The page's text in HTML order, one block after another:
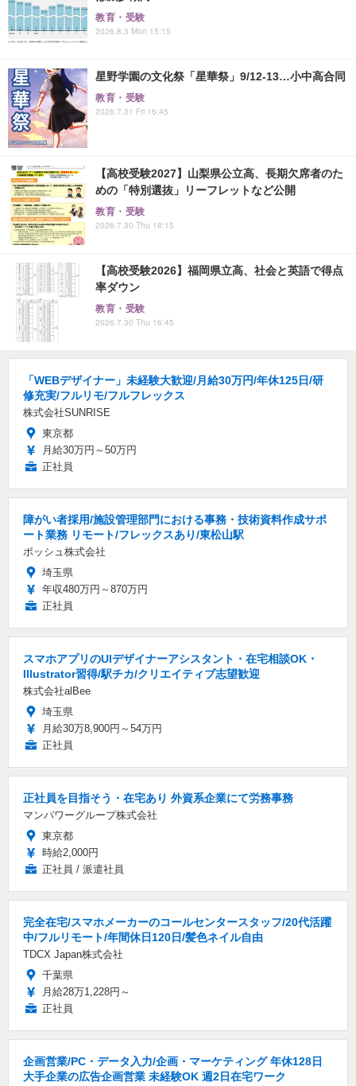
教育・受験
2026.8.3 Mon 15:15
星野学園の文化祭「星華祭」9/12-13…小中高合同
教育・受験
2026.7.31 Fri 16:45
【高校受験2027】山梨県公立高、長期欠席者のた
めの「特別選抜」リーフレットなど公開
教育・受験
2026.7.30 Thu 18:15
【高校受験2026】福岡県立高、社会と英語で得点
率ダウン
教育・受験
2026.7.30 Thu 16:45
「WEBデザイナー」未経験大歓迎/月給30万円/年休125日/研
修充実/フルリモ/フルフレックス
株式会社SUNRISE
東京都
月給30万円～50万円
正社員
障がい者採用/施設管理部門における事務・技術資料作成サポ
ート業務 リモート/フレックスあり/東松山駅
ボッシュ株式会社
埼玉県
年収480万円～870万円
正社員
スマホアプリのUIデザイナーアシスタント・在宅相談OK・
Illustrator習得/駅チカ/クリエイティブ志望歓迎
株式会社alBee
埼玉県
月給30万8,900円～54万円
正社員
正社員を目指そう・在宅あり 外資系企業にて労務事務
マンパワーグループ株式会社
東京都
時給2,000円
正社員 / 派遣社員
完全在宅/スマホメーカーのコールセンタースタッフ/20代活躍
中/フルリモート/年間休日120日/髪色ネイル自由
TDCX Japan株式会社
千葉県
月給28万1,228円～
正社員
企画営業/PC・データ入力/企画・マーケティング 年休128日
大手企業の広告企画営業 未経験OK 週2日在宅ワーク